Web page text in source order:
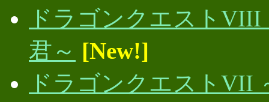
ドラゴンクエスト
君～ [New!]
ドラゴンクエストVII